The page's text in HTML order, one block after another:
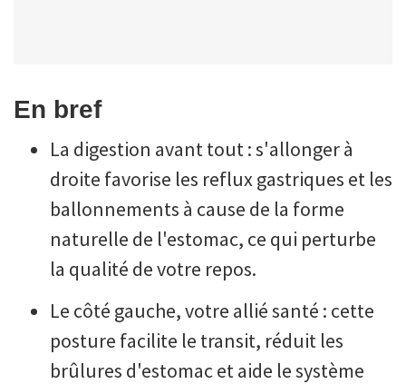
En bref
La digestion avant tout : s'allonger à
droite favorise les reflux gastriques et les
ballonnements à cause de la forme
naturelle de l'estomac, ce qui perturbe
la qualité de votre repos.
Le côté gauche, votre allié santé : cette
posture facilite le transit, réduit les
brûlures d'estomac et aide le système